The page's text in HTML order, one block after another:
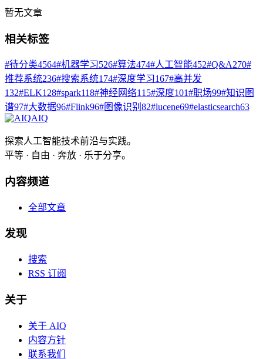
暂无文章
相关标签
#待分类4564#机器学习526#算法474#人工智能452#Q&A270#
推荐系统236#搜索系统174#深度学习167#高并发
132#ELK128#spark118#神经网络115#深度101#职场99#知识图
谱97#大数据96#Flink96#图像识别 82#lucene69#elasticsearch63
AIQ
探索人工智能技术前沿与实践。
平等 · 自由 · 奔放 · 乐于分享。
内容频道
全部文章
发现
搜索
RSS 订阅
关于
关于 AIQ
内容方针
联系我们